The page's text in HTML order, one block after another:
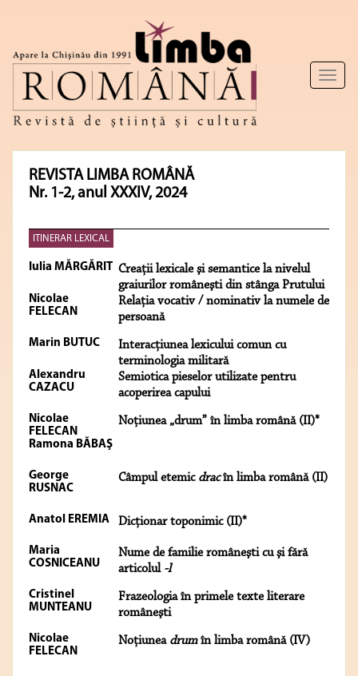
Toggle
REVISTA LIMBA ROMÂNĂ
Nr. 1-2, anul XXXIV, 2024
ITINERAR LEXICAL
Iulia MĂRGĂRIT Creaţii lexicale şi semantice la nivelul
graiurilor româneşti din stânga Prutului
Nicolae
FELECAN
Relaţia vocativ / nominativ la numele de
persoană
Marin BUTUC
Interacţiunea lexicului comun cu
terminologia militară
Alexandru
CAZACU
Semiotica pieselor utilizate pentru
acoperirea capului
Nicolae
FELECAN
Ramona BĂBAŞ
Noţiunea „drum” în limba română (II)*
George
RUSNAC
Câmpul etemic dracîn limba română (II)
Anatol EREMIA Dicţionar toponimic (II)*
Maria
COSNICEANU
Nume de familie româneşti cu şi fără
articolul -l
Cristinel
MUNTEANU
Frazeologia în primele texte literare
româneşti
Nicolae
FELECAN
Noţiunea drumîn limba română (IV)